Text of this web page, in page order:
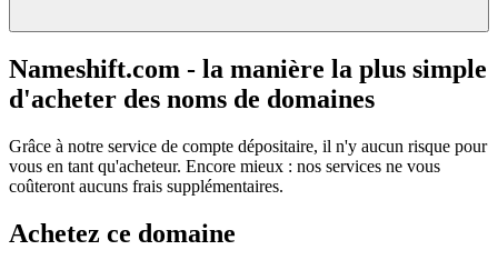
Nameshift.com - la manière la plus simple
d'acheter des noms de domaines
Grâce à notre service de compte dépositaire, il n'y aucun risque pour
vous en tant qu'acheteur. Encore mieux : nos services ne vous
coûteront aucuns frais supplémentaires.
Achetez ce domaine